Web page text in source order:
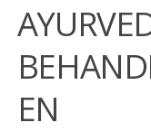
EN